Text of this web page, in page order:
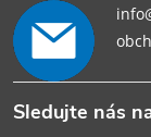
Sledujte nás